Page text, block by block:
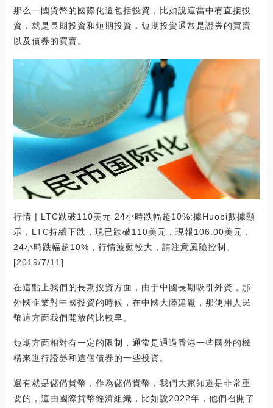
那么一國貨幣的國際化還包括投資，比如說這當中有直接投
資，就是長期投資和短期投資，短期投資通常是證券的買賣
以及債券的買賣。
行情 | LTC跌破110美元 24小時跌幅超10%:據Huobi數據顯
示，LTC持續下跌，現已跌破110美元，現報106.00美元，
24小時跌幅超10%，行情波動較大，請注意風險控制。
[2019/7/11]
在這點上我們的長期投資方面，由于中國長期吸引外資，那
外國企業對中國投資的時候，在中國大陸建廠，那使用人民
幣這方面我們開放的比較早。
短期方面相對有一定的限制，通常是通過香港一些國外的機
構來進行證券和這個債券的一些投資。
還有就是儲備貨幣，作為儲備貨幣，我們大家知道是非常重
要的，這由國際貨幣經濟組織，比如說2022年，他們召開了